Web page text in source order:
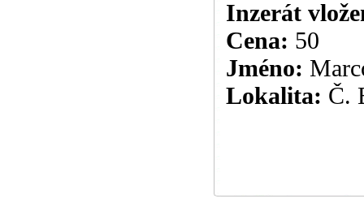
Inzerát
Cena: 50
Jméno:
Lokalita: Č.